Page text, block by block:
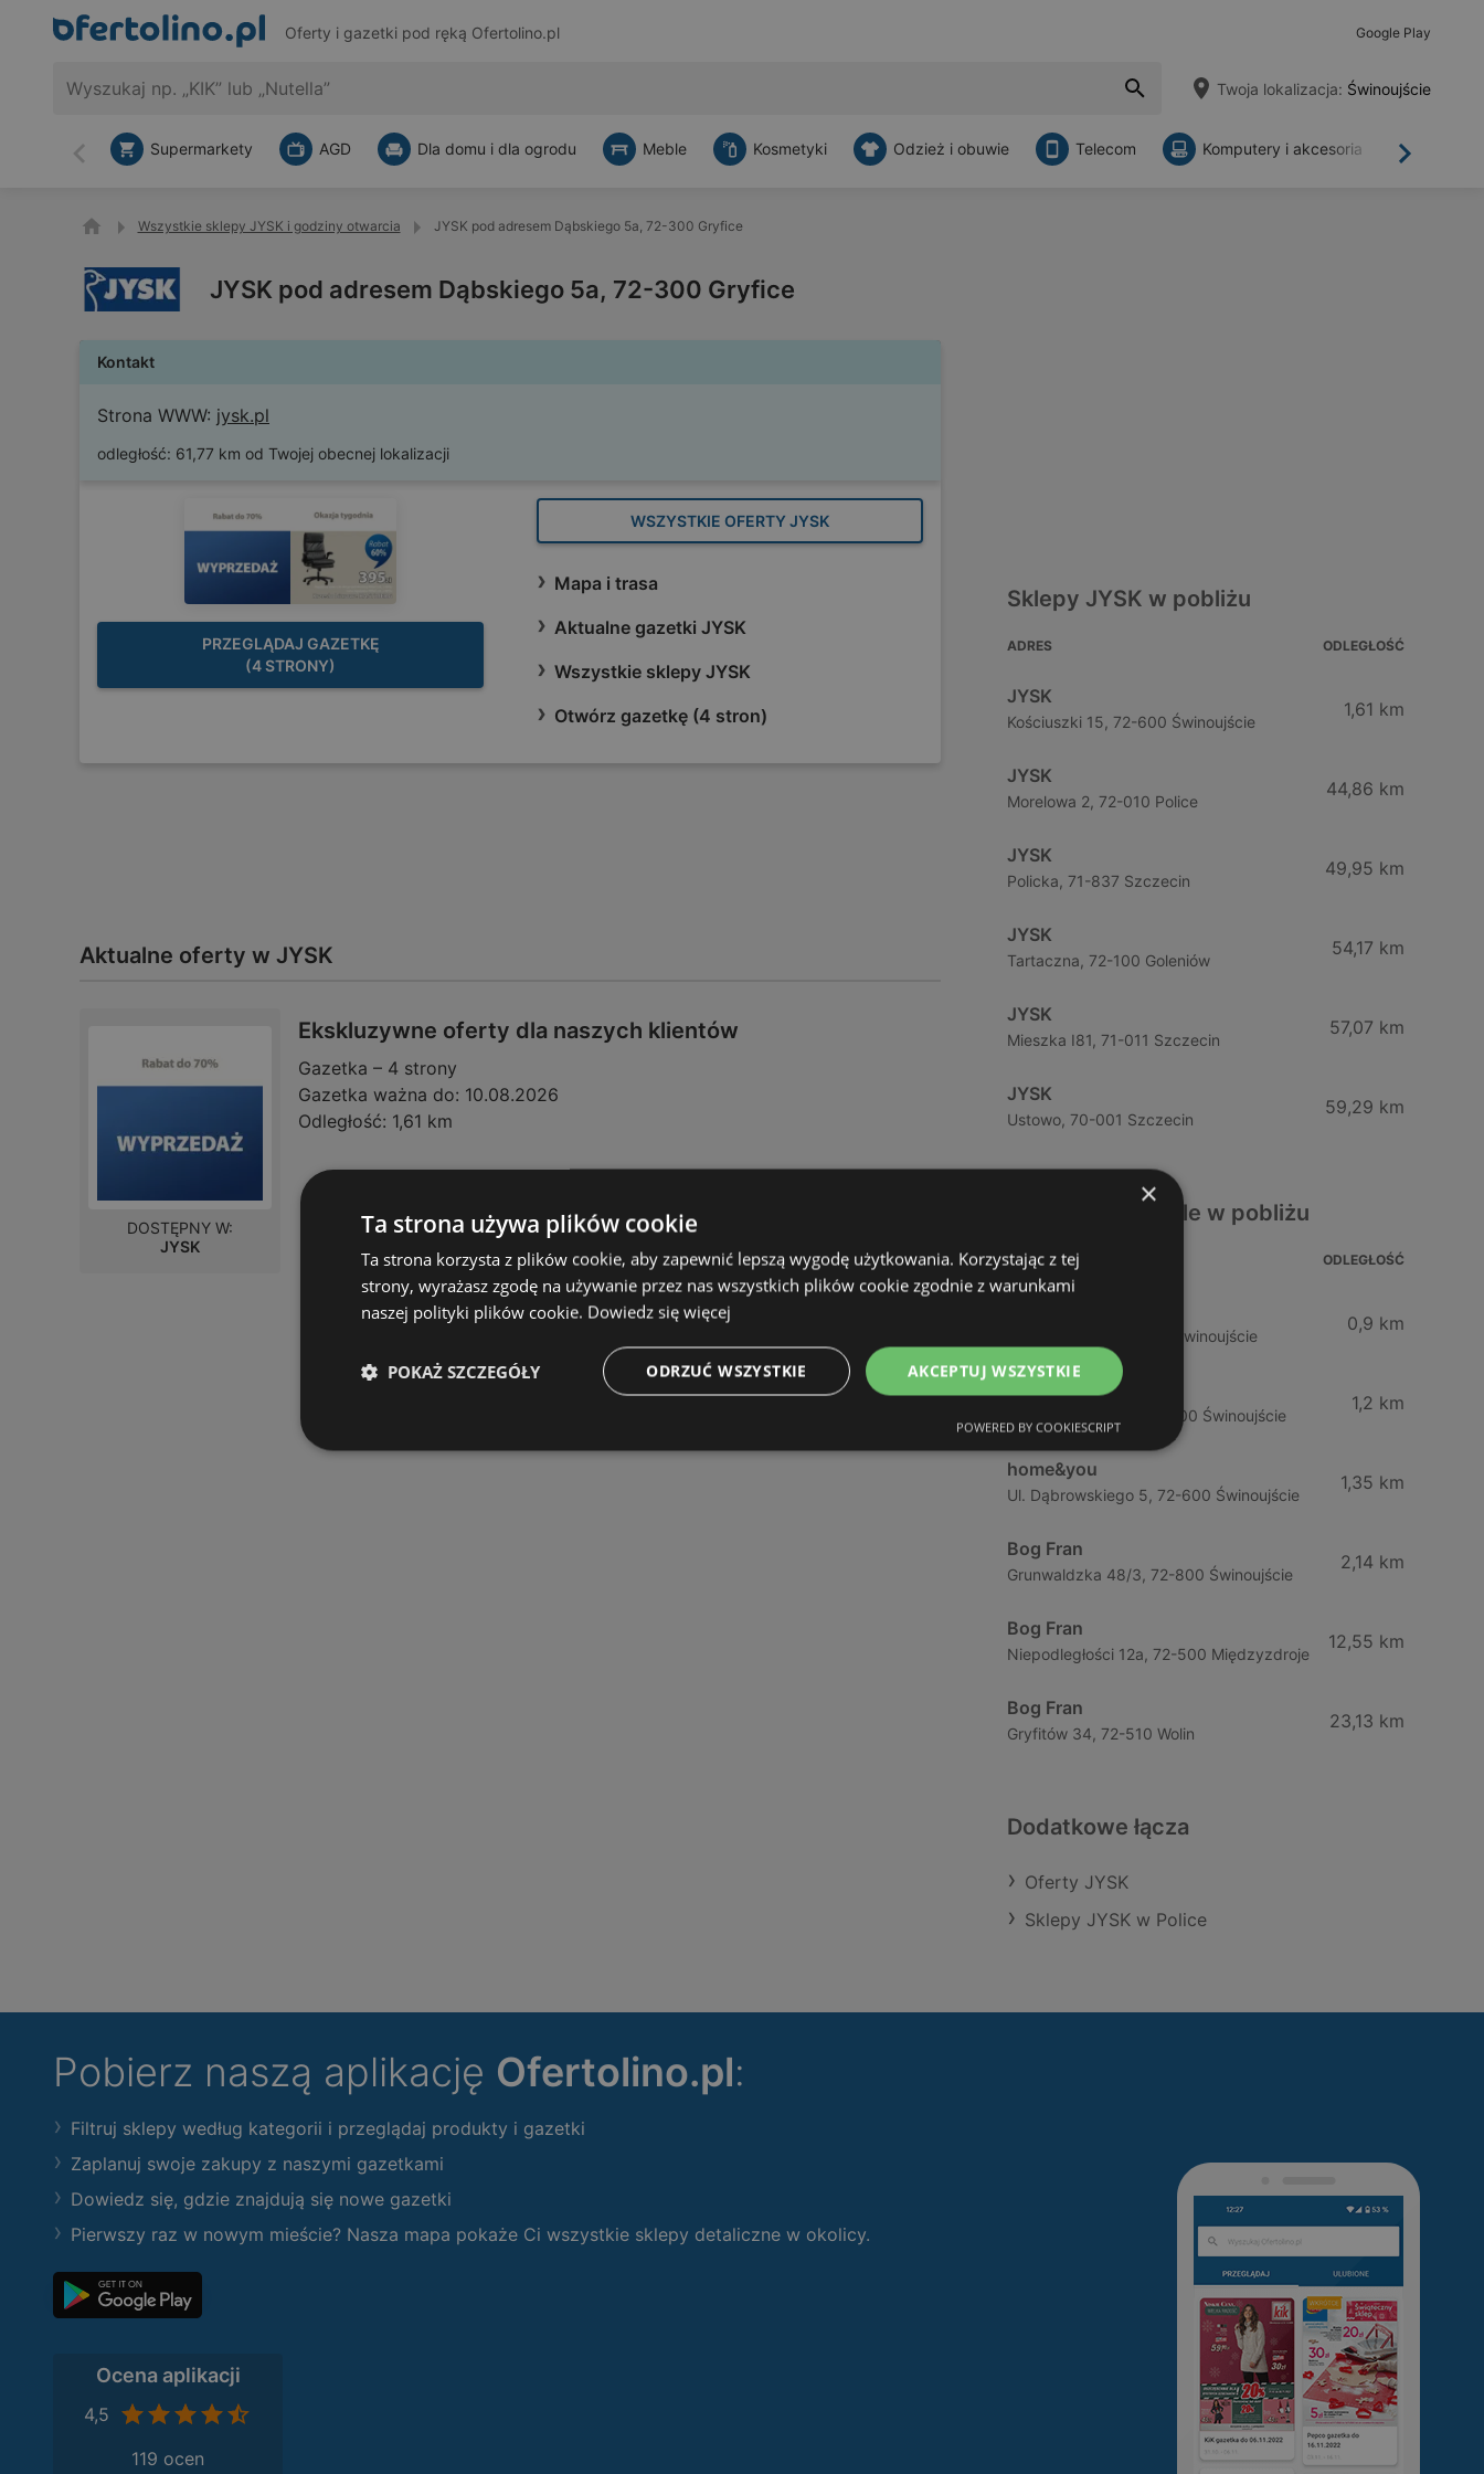
Oferty i gazetki pod ręką Ofertolino.pl Google Play
Twoja lokalizacja: Świnoujście
Wstecz Dalej
Supermarkety AGD Dla domu i dla ogrodu Meble Kosmetyki Odzież i obuwie Telecom Komputery i akcesoria
Wszystkie sklepy JYSK i godziny otwarcia JYSK pod adresem Dąbskiego 5a, 72-300 Gryfice
JYSK pod adresem Dąbskiego 5a, 72-300 Gryfice
Kontakt
Strona WWW: jysk.pl
odległość: 61,77 km od Twojej obecnej lokalizacji
PRZEGLĄDAJ GAZETKĘ
(4 STRONY)
WSZYSTKIE OFERTY JYSK
Mapa i trasa
Aktualne gazetki JYSK
Wszystkie sklepy JYSK
Otwórz gazetkę (4 stron)
Aktualne oferty w JYSK
Ekskluzywne oferty dla naszych klientów
Gazetka – 4 strony
Gazetka ważna do: 10.08.2026
Odległość: 1,61 km
DOSTĘPNY W:
JYSK
Sklepy JYSK w pobliżu
ADRES ODLEGŁOŚĆ
JYSK
Kościuszki 15, 72-600 Świnoujście
1,61 km
JYSK
Morelowa 2, 72-010 Police
44,86 km
JYSK
Policka, 71-837 Szczecin
49,95 km
JYSK
Tartaczna, 72-100 Goleniów
54,17 km
JYSK
Mieszka I81, 71-011 Szczecin
57,07 km
JYSK
Ustowo, 70-001 Szczecin
59,29 km
Inne sklepy Meble w pobliżu
ADRES ODLEGŁOŚĆ
Chrobrego 14, 72-600 Świnoujście
0,9 km
Sklepy Komfort S.A.
Grunwaldzka 97b, 72-600 Świnoujście
1,2 km
home&you
Ul. Dąbrowskiego 5, 72-600 Świnoujście
1,35 km
Bog Fran
Grunwaldzka 48/3, 72-800 Świnoujście
2,14 km
Bog Fran
Niepodległości 12a, 72-500 Międzyzdroje
12,55 km
Bog Fran
Gryfitów 34, 72-510 Wolin
23,13 km
Dodatkowe łącza
Oferty JYSK
Sklepy JYSK w Police
Pobierz naszą aplikację Ofertolino.pl:
Filtruj sklepy według kategorii i przeglądaj produkty i gazetki
Zaplanuj swoje zakupy z naszymi gazetkami
Dowiedz się, gdzie znajdują się nowe gazetki
Pierwszy raz w nowym mieście? Nasza mapa pokaże Ci wszystkie sklepy detaliczne w okolicy.
Ocena aplikacji
4,5
119 ocen
×
Ta strona używa plików cookie
Ta strona korzysta z plików cookie, aby zapewnić lepszą wygodę użytkowania. Korzystając z tej
strony, wyrażasz zgodę na używanie przez nas wszystkich plików cookie zgodnie z warunkami
naszej polityki plików cookie. Dowiedz się więcej
AKCEPTUJ WSZYSTKIE
ODRZUĆ WSZYSTKIE
POKAŻ SZCZEGÓŁY
POWERED BY COOKIESCRIPT